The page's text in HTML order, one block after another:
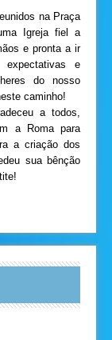
na Praça
Igreja fiel a
e pronta a ir
e
do nosso
caminho!
a todos,
a Roma para
a criação dos
sua bênção